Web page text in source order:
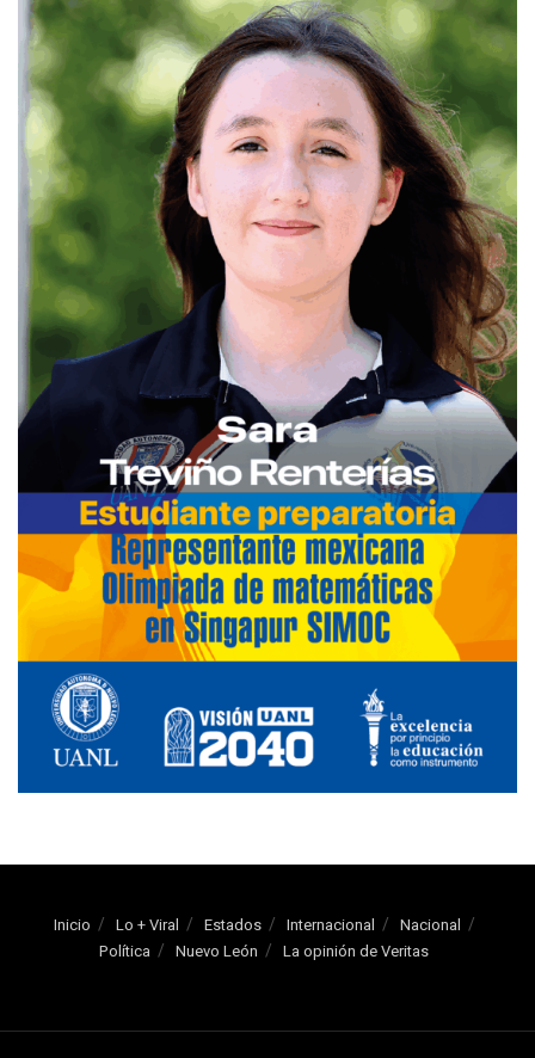
Inicio Lo + Viral Estados Internacional
Nacional
Política
Nuevo León La opinión de Veritas